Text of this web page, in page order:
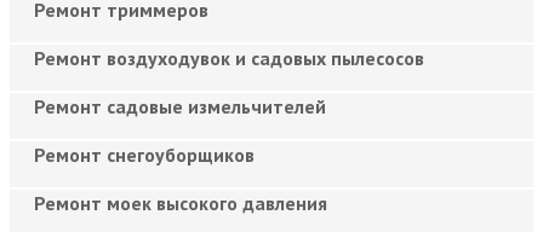
Ремонт триммеров
Ремонт воздуходувок и садовых пылесосов
Ремонт садовые измельчителей
Ремонт снегоуборщиков
Ремонт моек высокого давления